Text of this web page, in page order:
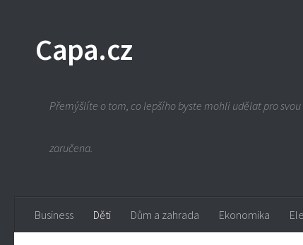
Capa.cz
Přemýšlíte o tom, co lepšího byste mohli udělat pro
zaručena.
Business Děti Dům a zahrada Ekonomika